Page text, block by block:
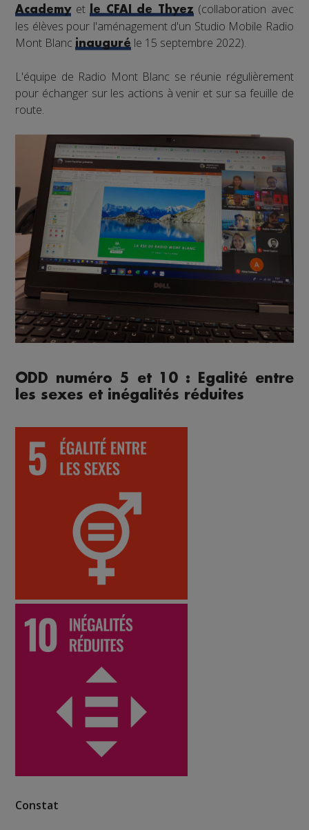
Academyet le CFAI de Thyez(collaboration avec
les élèves pour l'aménagement d'un Studio Mobile Radio
Mont Blancinauguré le 15 septembre 2022).
L'équipe de Radio Mont Blanc se réunie régulièrement
pour échanger sur les actions à venir et sur sa feuille de
route.
ODD numéro 5 et 10 : Egalité entre
les sexes et inégalités réduites
Constat